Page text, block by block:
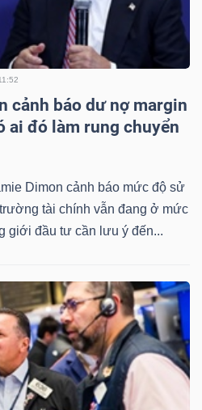
cảnh báo dư nợ margin
ai đó làm rung chuyển
Dimon cảnh báo mức độ sử
tài chính vẫn đang ở mức
giới đầu tư cần lưu ý đến...